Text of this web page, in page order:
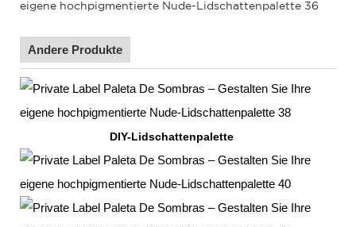
Andere Produkte
DIY-Lidschattenpalette